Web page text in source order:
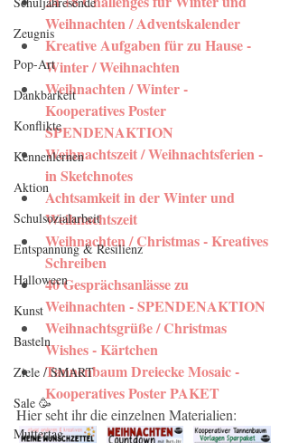
Zeugnis
Pop-Art
Dankbarkeit
Konflikte
Kennenlernen
Aktion
Schulsozialarbeit
Entspannung & Resilienz
Halloween
Kunst
Basteln
Ziele / SMART
Sale 🥳
Muttertag
Weihnachten / Adventskalender
Kreative Aufgaben für zu Hause -
Winter / Weihnachten
Weihnachten / Winter -
Kooperatives Poster
SPENDENAKTION
Weihnachtszeit / Weihnachtsferien -
in Sketchnotes
Achtsamkeit in der Winter und
Weihnachtszeit
Weihnachten / Christmas - Kreatives
Schreiben
40 Gesprächsanlässe zu
Weihnachten - SPENDENAKTION
Weihnachtsgrüße / Christmas
Wishes - Kärtchen
Tannenbaum Dreiecke Mosaic -
Kooperatives Poster PAKET
Hier seht ihr die einzelnen Materialien: